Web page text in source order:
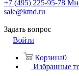
+7 (495) 225-95-78
sale@ktnd.ru
Задать вопрос
Войти
Корзина0
Избранные